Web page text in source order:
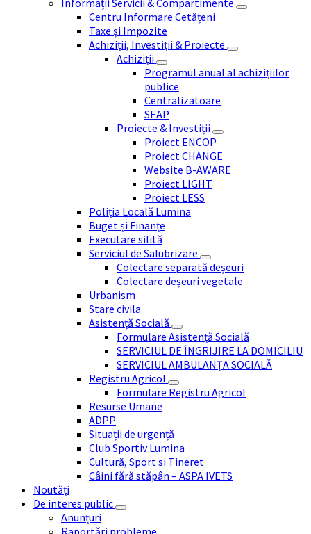
Informații Servicii & Compartimente
Centru Informare Cetățeni
Taxe și Impozite
Achiziții, Investiții & Proiecte
Achiziții
Programul anual al achizițiilor
publice
Centralizatoare
SEAP
Proiecte & Investiții
Proiect ENCOP
Proiect CHANGE
Website B-AWARE
Proiect LIGHT
Proiect LESS
Poliția Locală Lumina
Buget și Finanțe
Executare silită
Serviciul de Salubrizare
Colectare separată deșeuri
Colectare deșeuri vegetale
Urbanism
Stare civila
Asistență Socială
Formulare Asistență Socială
SERVICIUL DE ÎNGRIJIRE LA DOMICILIU
SERVICIUL AMBULANȚA SOCIALĂ
Registru Agricol
Formulare Registru Agricol
Resurse Umane
ADPP
Situații de urgență
Club Sportiv Lumina
Cultură, Sport si Tineret
Câini fără stăpân – ASPA IVETS
Noutăți
De interes public
Anunțuri
Raportări probleme